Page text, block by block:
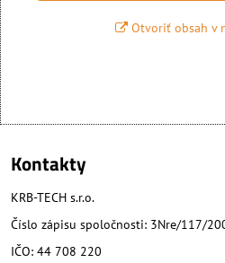
Otvoriť obsah v
Kontakty
KRB-TECH s.r.o.
Číslo zápisu spoločnosti: 3Nre/117/
IČO: 44 708 220